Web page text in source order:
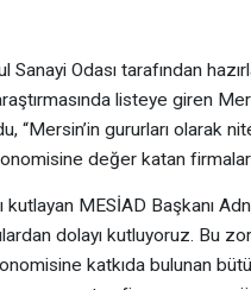
Odası tarafından
listeye giren
“Mersin’in gururları olarak
değer katan
MESİAD Başkanı
dolayı kutluyoruz. Bu
katkıda bulunan bütün